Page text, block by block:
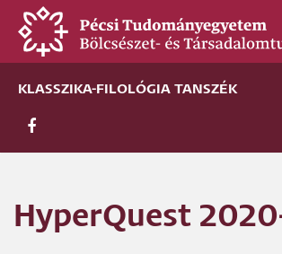
Ugrás
tartalomra
KLASSZIKA-FILOLÓGIA TANSZÉK
HyperQuest 2020-